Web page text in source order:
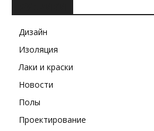
Дизайн
Изоляция
Лаки и краски
Новости
Полы
Проектирование